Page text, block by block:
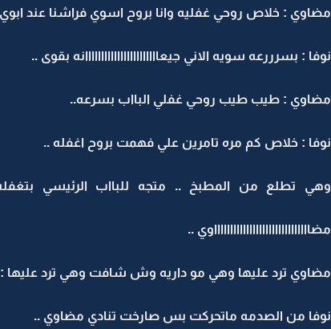
مضاوي : خلاص روحي غفليه وانا بروح اسوي فراشنا عند ابوي
نوفا : بسرررعه سويه الاني جيعااااااااااااااااااااااانه بقوى ..
مضاوي : طيب طيب روحي غفلي البااب بسرعه..
نوفا : خلاص كم مره تامرين علي فهمت بروح اغفله ..
وهي تطلع من المطبخ .. متجه للبااب الرئيسي بتغفله
مضااااااااااااااااااااااااااااااوي ..
مضاوي ترد عليها وهي مو داريه وش شافت وهي ترد عليها :
نوفا من الصدمه ماتحركت بس صارخت تنادي مضاوي ..